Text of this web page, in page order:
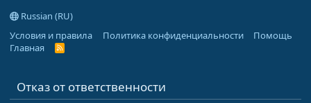
Russian (RU)
Условия и правила
Политика конфиденциальности
Помощь
Главная
R
Отказ от ответственности